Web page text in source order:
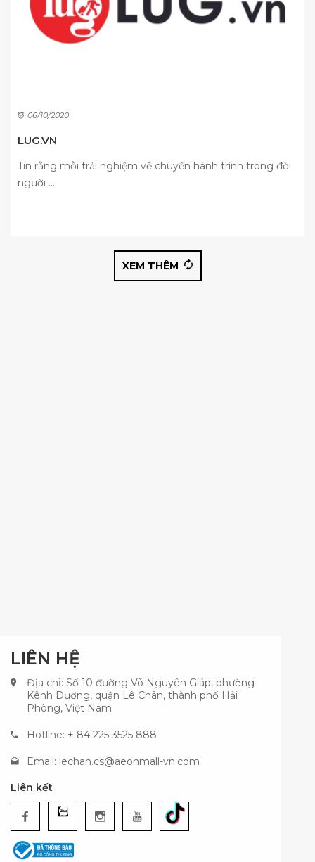
06/10/2020
LUG.VN
Tin rằng mỗi trải nghiệm về chuyến hành trình trong đời
người ...
XEM THÊM
LIÊN HỆ
Địa chỉ: Số 10 đường Võ Nguyên Giáp, phường
Kênh Dương, quận Lê Chân, thành phố Hải
Phòng, Việt Nam
Hotline: + 84 225 3525 888
Email: lechan.cs@aeonmall-vn.com
Liên kết